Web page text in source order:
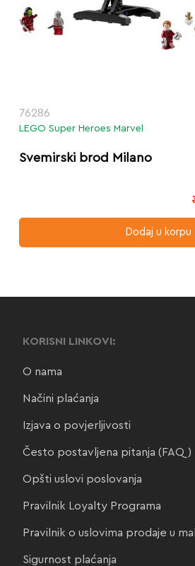
76286
LEGO Super Heroes Marvel
Svemirski brod Milano
Dodaj u korpu
KORISNI LINKOVI:
O nama
Načini plaćanja
Izjava o povjerljivosti
Često postavljena pitanja (FAQ)
Opšti uslovi poslovanja
Pravilnik Loyalty Programa
Pravilnik o uslovima prodaje u
Sigurnost plaćanja